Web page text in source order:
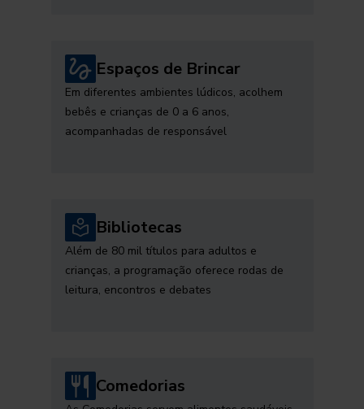
Espaços de Brincar
Em diferentes ambientes lúdicos, acolhem
bebês e crianças de 0 a 6 anos,
acompanhadas de responsável
Bibliotecas
Além de 80 mil títulos para adultos e
crianças, a programação oferece rodas de
leitura, encontros e debates
Comedorias